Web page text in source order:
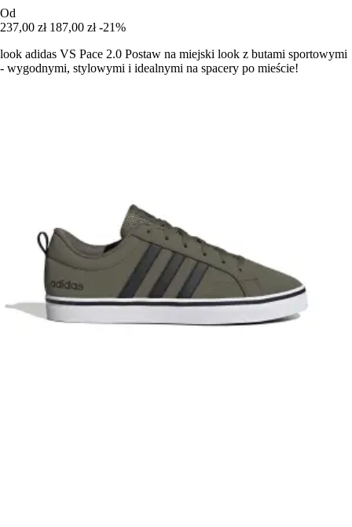
Od
237,00 zł 187,00 zł -21%
look adidas VS Pace 2.0 Postaw na miejski look z butami sportowymi
- wygodnymi, stylowymi i idealnymi na spacery po mieście!